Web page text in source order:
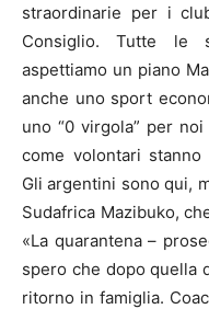
straordinarie per i
Consiglio. Tutte le
aspettiamo un piano
anche uno sport
uno “0 virgola” per
come volontari stanno
Gli argentini sono qui,
Sudafrica Mazibuko,
«La quarantena –
spero che dopo quella
ritorno in famiglia.